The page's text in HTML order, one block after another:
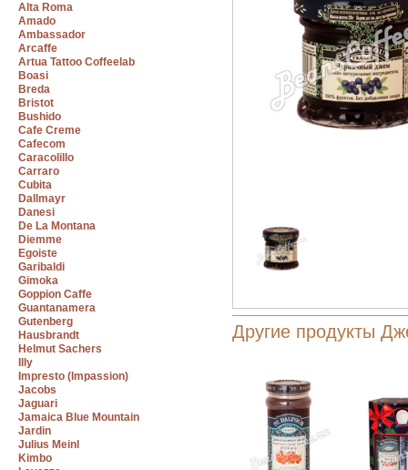
Alta Roma
Amado
Ambassador
Arcaffe
Artua Tattoo Coffeelab
Boasi
Breda
Bristot
Bushido
Cafe Creme
Cafecom
Caracolillo
Carraro
Cubita
Dallmayr
Danesi
De La Montana
Diemme
Egoiste
Garibaldi
Gimoka
Goppion Caffe
Guantanamera
Gutenberg
Hausbrandt
Helmut Sachers
Illy
Impresto (Impassion)
Jacobs
Jaguari
Jamaica Blue Mountain
Jardin
Julius Meinl
Kimbo
Другие продукты